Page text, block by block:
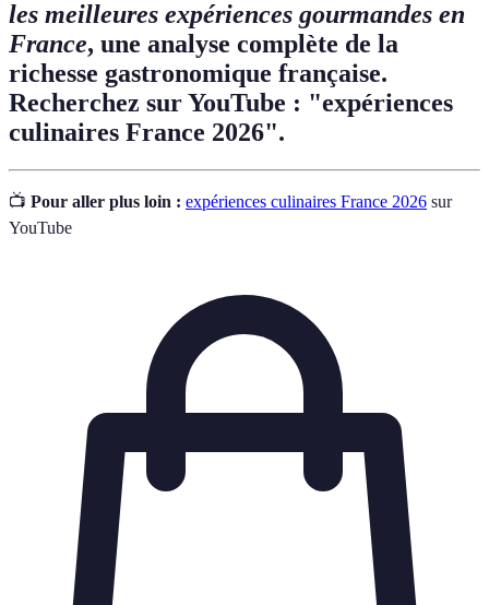
les meilleures expériences gourmandes en
France, une analyse complète de la
richesse gastronomique française.
Recherchez sur YouTube : "expériences
culinaires France 2026".
📺 Pour aller plus loin : expériences culinaires France 2026 sur
YouTube